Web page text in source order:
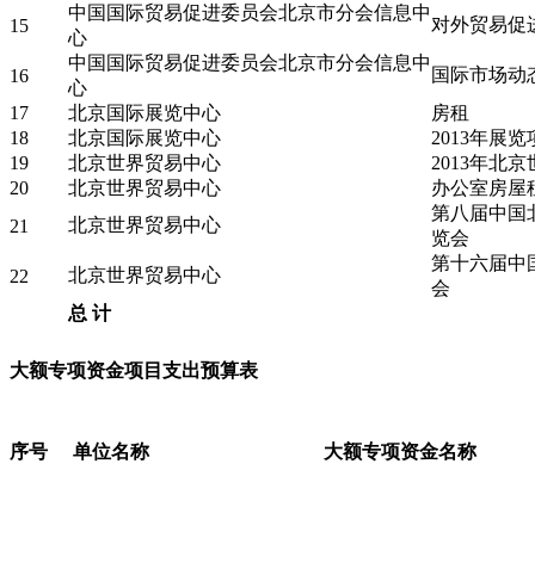
15
中国国际贸易促进委员会北京市分会信息中
心
对外贸易促
16
中国国际贸易促进委员会北京市分会信息中
心
国际市场动
17
北京国际展览中心
房租
18
北京国际展览中心
2013年展览
19
北京世界贸易中心
2013年北
20
北京世界贸易中心
办公室房屋
21
北京世界贸易中心
第八届中国
览会
22
北京世界贸易中心
第十六届中
会
总 计
大额专项资金项目支出预算表
序号 单位名称 大额专项资金名称